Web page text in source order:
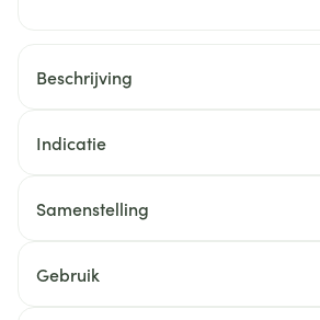
Beschrijving
Indicatie
Samenstelling
Gebruik